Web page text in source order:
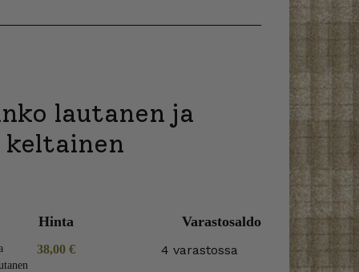
lautanen ja
Hinta Varastosaldo
38,00 € 4 varastossa